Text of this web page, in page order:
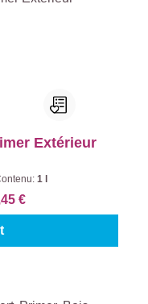
Extérieur
1 l
€